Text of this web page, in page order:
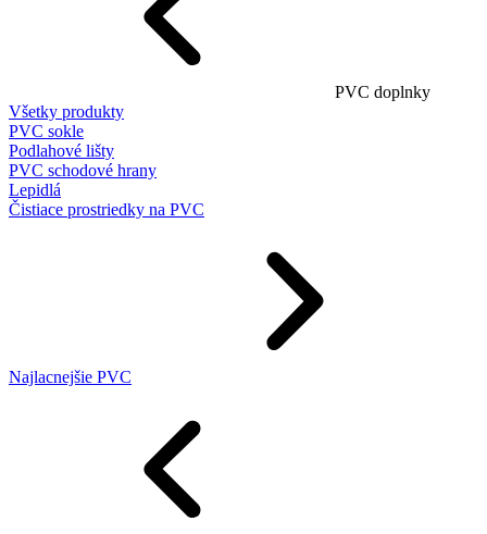
PVC doplnky
Všetky produkty
PVC sokle
Podlahové lišty
PVC schodové hrany
Lepidlá
Čistiace prostriedky na PVC
Najlacnejšie PVC